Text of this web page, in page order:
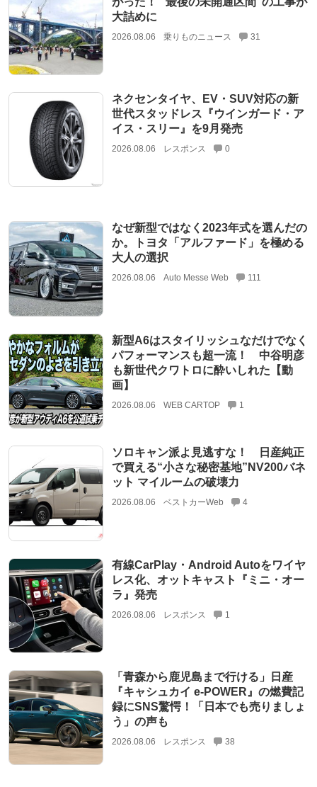
大詰めに
2026.08.06 乗りものニュース 31
ネクセンタイヤ、EV・SUV対応の新
世代スタッドレス『ウインガード・ア
イス・スリー』を9月発売
2026.08.06 レスポンス 0
なぜ新型ではなく2023年式を選んだの
か。トヨタ「アルファード」を極める
大人の選択
2026.08.06 Auto Messe Web 111
新型A6はスタイリッシュなだけでなく
パフォーマンスも超一流！ 中谷明彦
も新世代クワトロに酔いしれた【動
画】
2026.08.06 WEB CARTOP 1
ソロキャン派よ見逃すな！ 日産純正
で買える“小さな秘密基地”NV200バネ
ット マイルームの破壊力
2026.08.06 ベストカーWeb 4
有線CarPlay・Android Autoをワイヤ
レス化、オットキャスト『ミニ・オー
ラ』発売
2026.08.06 レスポンス 1
「青森から鹿児島まで行ける」日産
『キャシュカイ e-POWER』の燃費記
録にSNS驚愕！「日本でも売りましょ
う」の声も
2026.08.06 レスポンス 38